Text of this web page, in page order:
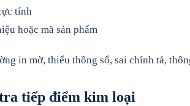
tính
hoặc mã sản phẩm
in mờ, thiếu thông số, sai chính tả,
tiếp điểm kim loại